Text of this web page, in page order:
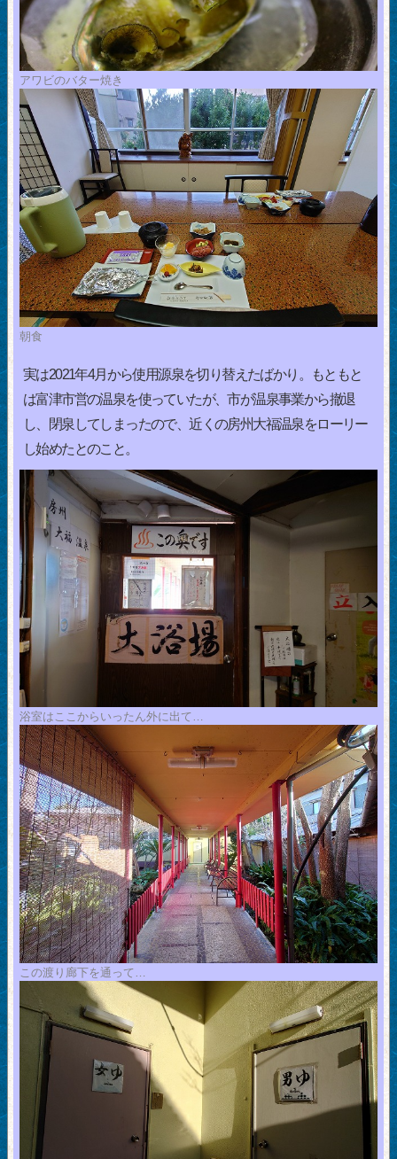
アワビのバター焼き
朝食
実は2021年4月から使用源泉を切り替えたばかり。もともと
は富津市営の温泉を使っていたが、市が温泉事業から撤退
し、閉泉してしまったので、近くの房州大福温泉をローリー
し始めたとのこと。
浴室はここからいったん外に出て…
この渡り廊下を通って…